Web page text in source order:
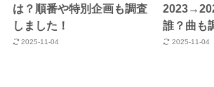
は？順番や特別企画も調査
しました！
2025-11-04
誰？曲も
2025-11-04